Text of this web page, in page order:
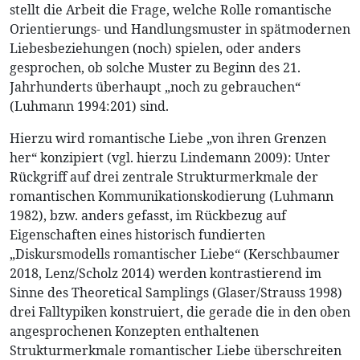
stellt die Arbeit die Frage, welche Rolle romantische
Orientierungs- und Handlungsmuster in spätmodernen
Liebesbeziehungen (noch) spielen, oder anders
gesprochen, ob solche Muster zu Beginn des 21.
Jahrhunderts überhaupt „noch zu gebrauchen“
(Luhmann 1994:201) sind.
Hierzu wird romantische Liebe „von ihren Grenzen
her“ konzipiert (vgl. hierzu Lindemann 2009): Unter
Rückgriff auf drei zentrale Strukturmerkmale der
romantischen Kommunikationskodierung (Luhmann
1982), bzw. anders gefasst, im Rückbezug auf
Eigenschaften eines historisch fundierten
„Diskursmodells romantischer Liebe“ (Kerschbaumer
2018, Lenz/Scholz 2014) werden kontrastierend im
Sinne des Theoretical Samplings (Glaser/Strauss 1998)
drei Falltypiken konstruiert, die gerade die in den oben
angesprochenen Konzepten enthaltenen
Strukturmerkmale romantischer Liebe überschreiten